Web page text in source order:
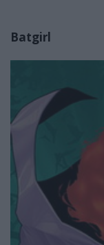
Batgirl